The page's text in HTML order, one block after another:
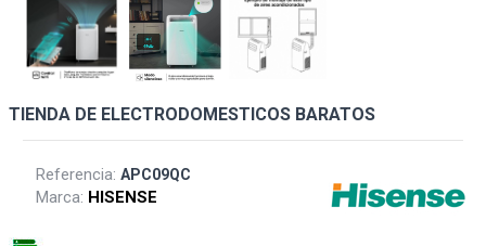
TIENDA DE ELECTRODOMESTICOS BARATOS
Referencia:APC09QC
Marca: HISENSE